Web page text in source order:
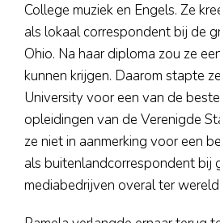
College muziek en Engels. Ze
als lokaal correspondent bij de
Ohio. Na haar diploma zou ze
kunnen krijgen. Daarom stapte
University voor een van de
opleidingen van de Verenigde
ze niet in aanmerking voor een
als buitenlandcorrespondent bij
mediabedrijven overal ter wereld.